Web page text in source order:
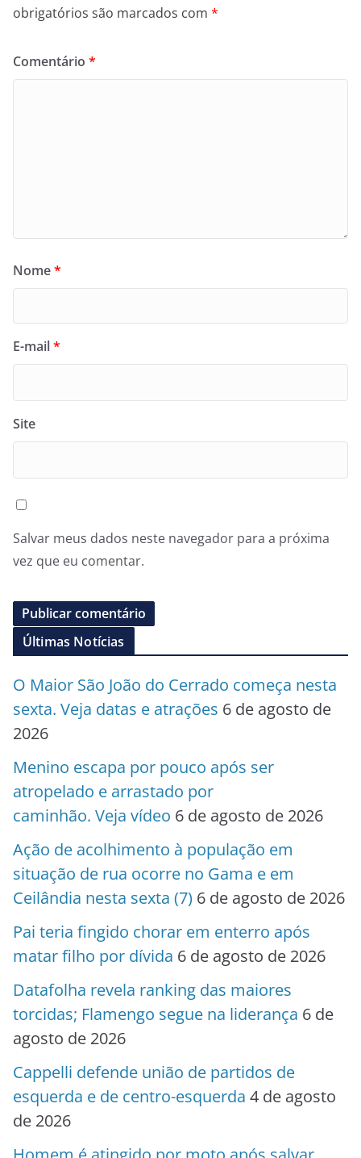
obrigatórios são marcados com *
Comentário *
Nome*
E-mail*
Site
Salvar meus dados neste navegador para a próxima
vez que eu comentar.
Últimas Notícias
O Maior São João do Cerrado começa nesta
sexta. Veja datas e atrações 6 de agosto de
2026
Menino escapa por pouco após ser
atropelado e arrastado por
caminhão. Veja vídeo 6 de agosto de 2026
Ação de acolhimento à população em
situação de rua ocorre no Gama e em
Ceilândia nesta sexta (7) 6 de agosto de 2026
Pai teria fingido chorar em enterro após
matar filho por dívida 6 de agosto de 2026
Datafolha revela ranking das maiores
torcidas; Flamengo segue na liderança 6 de
agosto de 2026
Cappelli defende união de partidos de
esquerda e de centro-esquerda 4 de agosto
de 2026